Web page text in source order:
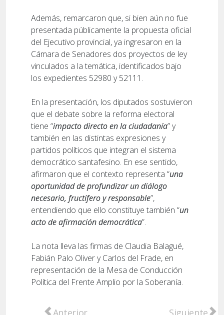
Además, remarcaron que, si bien aún no fue
presentada públicamente la propuesta oficial
del Ejecutivo provincial, ya ingresaron en la
Cámara de Senadores dos proyectos de ley
vinculados a la temática, identificados bajo
los expedientes 52980 y 52111.
En la presentación, los diputados sostuvieron
que el debate sobre la reforma electoral
tiene “impacto directo en la ciudadanía” y
también en las distintas expresiones y
partidos políticos que integran el sistema
democrático santafesino. En ese sentido,
afirmaron que el contexto representa “una
oportunidad de profundizar un diálogo
necesario, fructífero y responsable”,
entendiendo que ello constituye también “un
acto de afirmación democrática”.
La nota lleva las firmas de Claudia Balagué,
Fabián Palo Oliver y Carlos del Frade, en
representación de la Mesa de Conducción
Política del Frente Amplio por la Soberanía.
Artículo anterior: Devastador incendio
Anterior Artículo
Siguiente